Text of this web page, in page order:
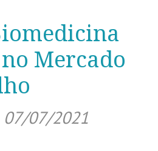
Mercado
07/07/2021